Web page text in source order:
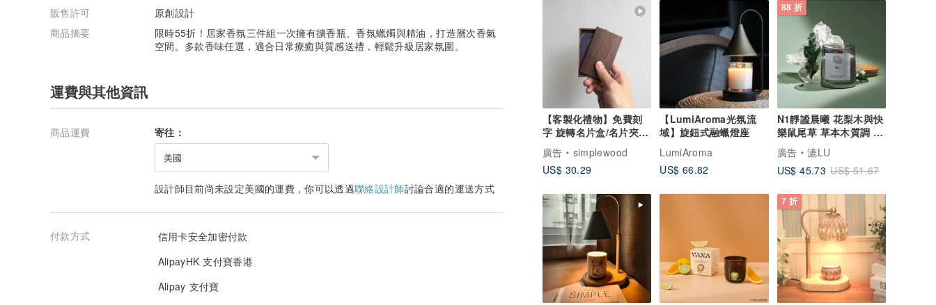
【客製化禮物】免費刻
字 旋轉名片盒/名片夾/
卡夾 胡桃木 似顏繪
廣告
simplewood
US$ 30.29
【LumiAroma光氛流
域】旋鈕式融蠟燈座
LumiAroma
US$ 66.82
88 折
N1靜謐晨曦 花梨木與快
樂鼠尾草 草本木質調 木
芯香氛蠟燭
廣告
漉LU
US$ 45.73 US$ 51.67
7 折
販售許可
原創設計
商品摘要
限時55折！居家香氛三件組一次擁有擴香瓶、香氛蠟燭與精油，打造層次香氣
空間。多款香味任選，適合日常療癒與質感送禮，輕鬆升級居家氛圍。
運費與其他資訊
商品運費 寄往：
美國
設計師目前尚未設定美國的運費，你可以透過聯絡設計師討論合適的運送方式
付款方式
信用卡安全加密付款
AlipayHK 支付寶香港
Alipay 支付寶